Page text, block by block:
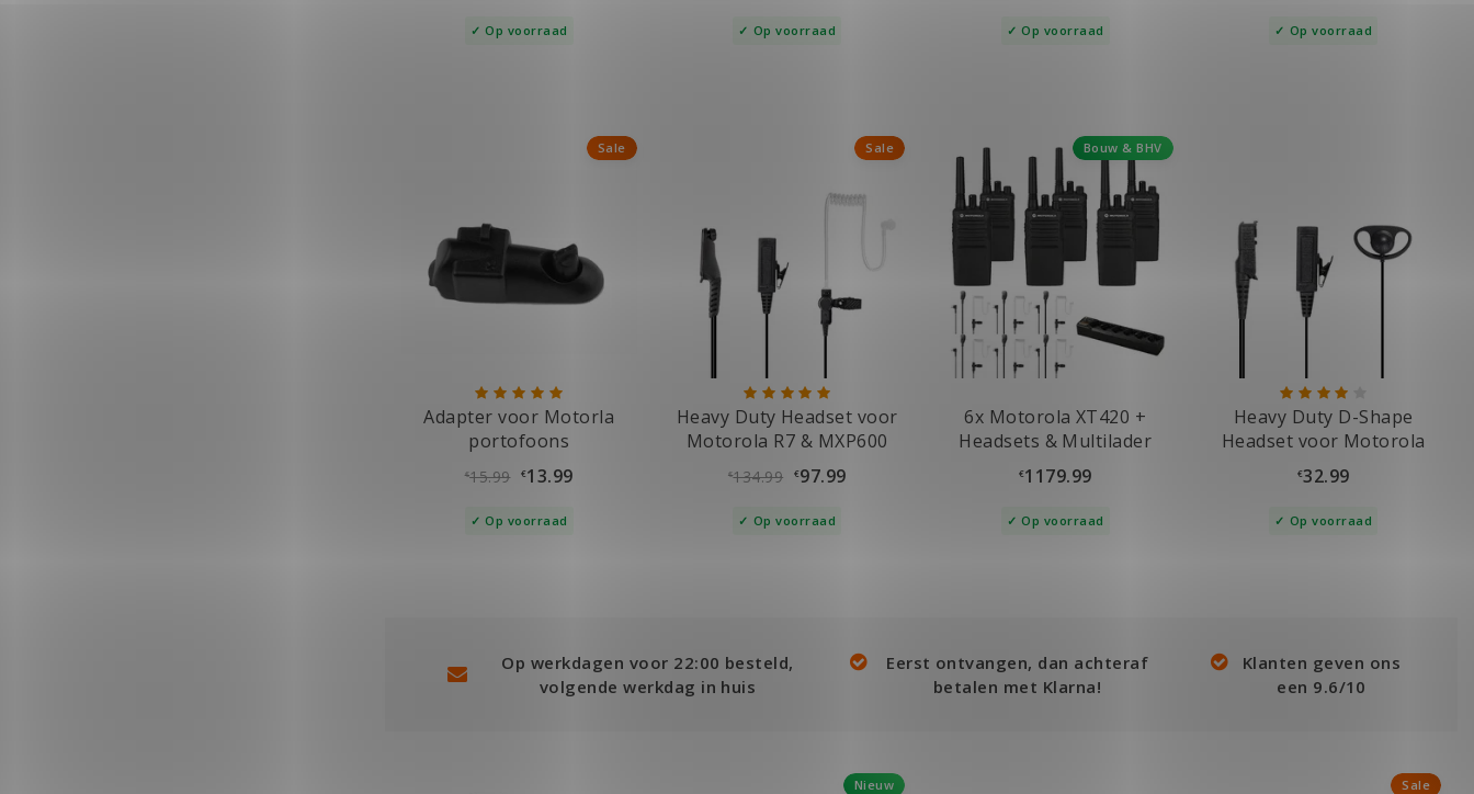
Op voorraad Op voorraad Op voorraad Op voorraad
Sale
Adapter voor Motorla
portofoons
€15.99 €13.99
Op voorraad
Sale
Heavy Duty Headset voor
Motorola R7 & MXP600
€134.99 €97.99
Op voorraad
Bouw & BHV
6x Motorola XT420 +
Headsets & Multilader
€1179.99
Op voorraad
Heavy Duty D-Shape
Headset voor Motorola
DP2400, DP2600
€32.99
Op voorraad
Op werkdagen voor 22:00 besteld,
volgende werkdag in huis
Eerst ontvangen, dan achteraf
betalen met Klarna!
Klanten geven ons
een 9.6/10
Nieuw Sale